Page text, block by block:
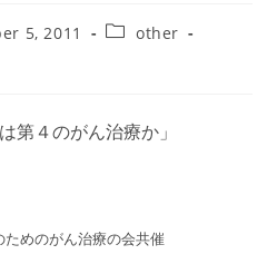
5, 2011
Postother
第４のがん治療か」
めのがん治療の会共催